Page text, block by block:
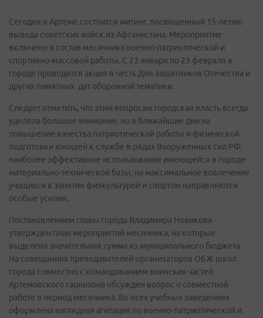
Сегодня в Артеме состоится митинг, посвященный 15-летию
вывода советских войск из Афганистана. Мероприятие
включено в состав месячника военно-патриотической и
спортивно-массовой работы. С 23 января по 23 февраля в
городе проводится акция в честь Дня защитников Отечества и
других памятных дат оборонной тематики.
Следует отметить, что этим вопросам городская власть всегда
уделяла большое внимание, но в ближайшие дни на
повышение качества патриотической работы и физической
подготовки юношей к службе в рядах Вооруженных сил РФ,
наиболее эффективное использование имеющейся в городе
материально-технической базы, на максимальное вовлечение
учащихся в занятия физкультурой и спортом направляются
особые усилия.
Постановлением главы города Владимира Новикова
утвержден план мероприятий месячника, на которые
выделена значительная сумма из муниципального бюджета.
На совещаниях преподавателей-организаторов ОБЖ школ
города совместно с командованием воинских частей
Артемовского гарнизона обсужден вопрос о совместной
работе в период месячника. Во всех учебных заведениях
оформлена наглядная агитация по военно-патриотической и